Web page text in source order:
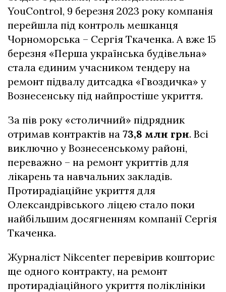
YouControl, 9 березня 2023 року компанія
перейшла під контроль мешканця
Чорноморська – Сергія Ткаченка. А вже 15
березня «Перша українська будівельна»
стала єдиним учасником тендеру на
ремонт підвалу дитсадка «Гвоздичка» у
Вознесенську під найпростіше укриття.
За пів року «столичний» підрядник
отримав контрактів на 73,8 млн грн. Всі
виключно у Вознесенському районі,
переважно – на ремонт укриттів для
лікарень та навчальних закладів.
Протирадіаційне укриття для
Олександрівського ліцею стало поки
найбільшим досягненням компанії Сергія
Ткаченка.
Журналіст Nikcenter перевірив кошторис
ще одного контракту, на ремонт
протирадіаційного укриття поліклініки